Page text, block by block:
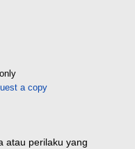
a copy
atau perilaku yang